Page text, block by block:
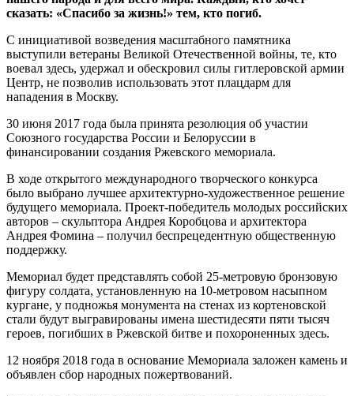
сказать: «Спасибо за жизнь!» тем, кто погиб.
С инициативой возведения масштабного памятника
выступили ветераны Великой Отечественной войны, те, кто
воевал здесь, удержал и обескровил силы гитлеровской армии
Центр, не позволив использовать этот плацдарм для
нападения в Москву.
30 июня 2017 года была принята резолюция об участии
Союзного государства России и Белоруссии в
финансировании создания Ржевского мемориала.
В ходе открытого международного творческого конкурса
было выбрано лучшее архитектурно-художественное решение
будущего мемориала. Проект-победитель молодых российских
авторов – скульптора Андрея Коробцова и архитектора
Андрея Фомина – получил беспрецедентную общественную
поддержку.
Мемориал будет представлять собой 25-метровую бронзовую
фигуру солдата, установленную на 10-метровом насыпном
кургане, у подножья монумента на стенах из кортеновской
стали будут выгравированы имена шестидесяти пяти тысяч
героев, погибших в Ржевской битве и похороненных здесь.
12 ноября 2018 года в основание Мемориала заложен камень и
объявлен сбор народных пожертвований.